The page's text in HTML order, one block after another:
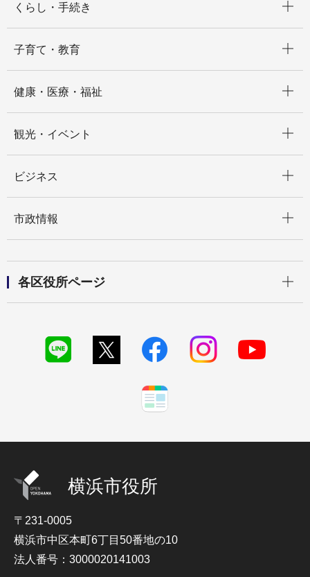
くらし・手続き
子育て・教育
健康・医療・福祉
観光・イベント
ビジネス
市政情報
各区役所ページ
横浜市役所
〒231-0005
横浜市中区本町6丁目50番地の10
法人番号：3000020141003